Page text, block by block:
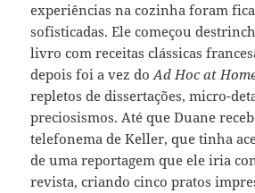
experiências na cozinha foram
sofisticadas. Ele começou
livro com receitas clássicas
depois foi a vez doAd Hoc at
repletos de dissertações, micro-
preciosismos. Até que Duane
telefonema de Keller, que tinha
de uma reportagem que ele iria
revista, criando cinco pratos